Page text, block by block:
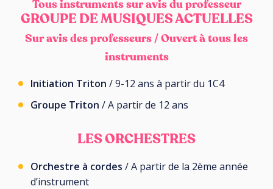
Tous instruments sur avis du professeur
GROUPE DE MUSIQUES ACTUELLES
Sur avis des professeurs / Ouvert à tous les
instruments
Initiation Triton / 9-12 ans à partir du 1C4
Groupe Triton / A partir de 12 ans
LES ORCHESTRES
Orchestre à cordes / A partir de la 2ème année
d’instrument